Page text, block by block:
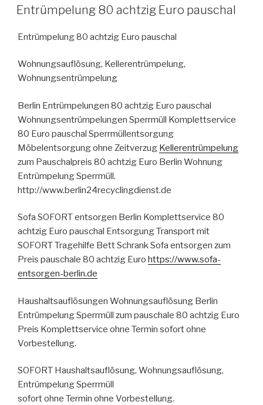
VERÖFFENTLICHT
AM
Entrümpelung 80 achtzig Euro pauschal
Entrümpelung 80 achtzig Euro pauschal
Wohnungsauflösung, Kellerentrümpelung,
Wohnungsentrümpelung
Berlin Entrümpelungen 80 achtzig Euro pauschal
Wohnungsentrümpelungen Sperrmüll Komplettservice
80 Euro pauschal Sperrmüllentsorgung
Möbelentsorgung ohne Zeitverzug Kellerentrümpelung
zum Pauschalpreis 80 achtzig Euro Berlin Wohnung
Entrümpelung Sperrmüll.
http://www.berlin24recyclingdienst.de
Sofa SOFORT entsorgen Berlin Komplettservice 80
achtzig Euro pauschal Entsorgung Transport mit
SOFORT Tragehilfe Bett Schrank Sofa entsorgen zum
Preis pauschale 80 achtzig Euro https://www.sofa-
entsorgen-berlin.de
Haushaltsauflösungen Wohnungsauflösung Berlin
Entrümpelung Sperrmüll zum pauschale 80 achtzig Euro
Preis Komplettservice ohne Termin sofort ohne
Vorbestellung.
SOFORT Haushaltsauflösung, Wohnungsauflösung,
Entrümpelung Sperrmüll
sofort ohne Termin ohne Vorbestellung.